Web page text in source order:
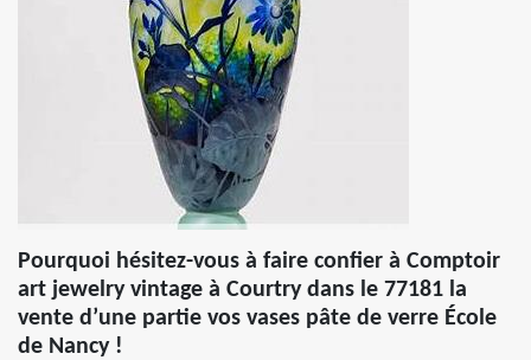
Pourquoi hésitez-vous à faire confier à Comptoir
art jewelry vintage à Courtry dans le 77181 la
vente d’une partie vos vases pâte de verre École
de Nancy !